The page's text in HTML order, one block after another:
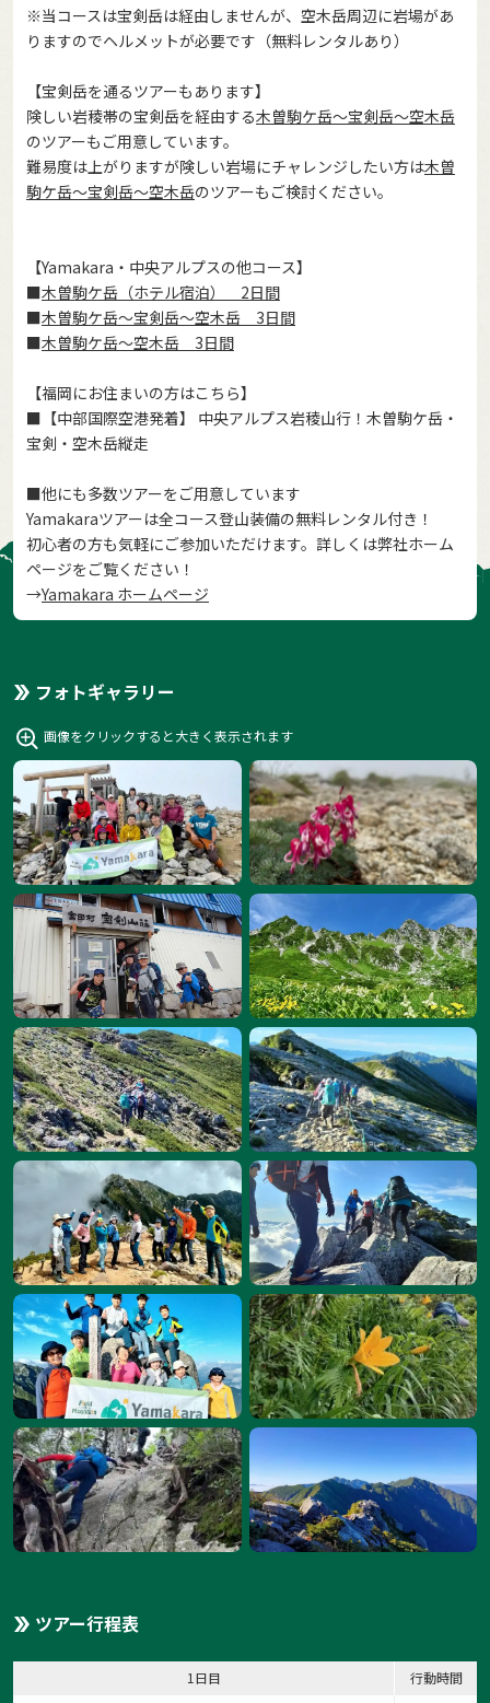
※当コースは宝剣岳は経由しませんが、空木岳周辺に岩場があ
りますのでヘルメットが必要です（無料レンタルあり）
【宝剣岳を通るツアーもあります】
険しい岩稜帯の宝剣岳を経由する木曽駒ケ岳～宝剣岳～空木岳
のツアーもご用意しています。
難易度は上がりますが険しい岩場にチャレンジしたい方は木曽
駒ケ岳～宝剣岳～空木岳のツアーもご検討ください。
【Yamakara・中央アルプスの他コース】
■木曽駒ケ岳（ホテル宿泊） 2日間
■木曽駒ケ岳～宝剣岳～空木岳 3日間
■木曽駒ケ岳～空木岳 3日間
【福岡にお住まいの方はこちら】
■【中部国際空港発着】 中央アルプス岩稜山行！木曽駒ケ岳・
宝剣・空木岳縦走
■他にも多数ツアーをご用意しています
Yamakaraツアーは全コース登山装備の無料レンタル付き！
初心者の方も気軽にご参加いただけます。詳しくは弊社ホーム
ページをご覧ください！
→Yamakara ホームページ
フォトギャラリー
画像をクリックすると大きく表示されます
ツアー行程表
1日目 行動時間